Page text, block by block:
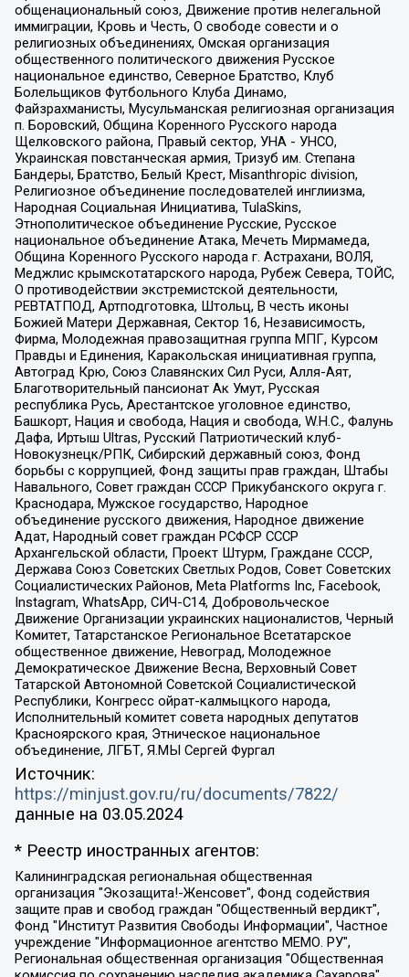
общенациональный союз, Движение против нелегальной
иммиграции, Кровь и Честь, О свободе совести и о
религиозных объединениях, Омская организация
общественного политического движения Русское
национальное единство, Северное Братство, Клуб
Болельщиков Футбольного Клуба Динамо,
Файзрахманисты, Мусульманская религиозная организация
п. Боровский, Община Коренного Русского народа
Щелковского района, Правый сектор, УНА - УНСО,
Украинская повстанческая армия, Тризуб им. Степана
Бандеры, Братство, Белый Крест, Misanthropic division,
Религиозное объединение последователей инглиизма,
Народная Социальная Инициатива, TulaSkins,
Этнополитическое объединение Русские, Русское
национальное объединение Атака, Мечеть Мирмамеда,
Община Коренного Русского народа г. Астрахани, ВОЛЯ,
Меджлис крымскотатарского народа, Рубеж Севера, ТОЙС,
О противодействии экстремистской деятельности,
РЕВТАТПОД, Артподготовка, Штольц, В честь иконы
Божией Матери Державная, Сектор 16, Независимость,
Фирма, Молодежная правозащитная группа МПГ, Курсом
Правды и Единения, Каракольская инициативная группа,
Автоград Крю, Союз Славянских Сил Руси, Алля-Аят,
Благотворительный пансионат Ак Умут, Русская
республика Русь, Арестантское уголовное единство,
Башкорт, Нация и свобода, Нация и свобода, W.H.С., Фалунь
Дафа, Иртыш Ultras, Русский Патриотический клуб-
Новокузнецк/РПК, Сибирский державный союз, Фонд
борьбы с коррупцией, Фонд защиты прав граждан, Штабы
Навального, Совет граждан СССР Прикубанского округа г.
Краснодара, Мужское государство, Народное
объединение русского движения, Народное движение
Адат, Народный совет граждан РСФСР СССР
Архангельской области, Проект Штурм, Граждане СССР,
Держава Союз Советских Светлых Родов, Совет Советских
Социалистических Районов, Meta Platforms Inc, Facebook,
Instagram, WhatsApp, СИЧ-С14, Добровольческое
Движение Организации украинских националистов, Черный
Комитет, Татарстанское Региональное Всетатарское
общественное движение, Невоград, Молодежное
Демократическое Движение Весна, Верховный Совет
Татарской Автономной Советской Социалистической
Республики, Конгресс ойрат-калмыцкого народа,
Исполнительный комитет совета народных депутатов
Красноярского края, Этническое национальное
объединение, ЛГБТ, Я.МЫ Сергей Фургал
Источник:
https://minjust.gov.ru/ru/documents/7822/
данные на 03.05.2024
* Реестр иностранных агентов:
Калининградская региональная общественная организация "Экозащита!-Женсовет", Фонд содействия защите прав и свобод граждан "Общественный вердикт", Фонд "Институт Развития Свободы Информации", Частное учреждение "Информационное агентство МЕМО. РУ", Региональная общественная организация "Общественная комиссия по сохранению наследия академика Сахарова", Фонд поддержки свободы прессы, Санкт-Петербургская общественная правозащитная организация "Гражданский контроль", Межрегиональная общественная организация "Информационно-просветительский центр "Мемориал", Региональный Фонд "Центр Защиты Прав Средств Массовой Информации", с 05.12.2023 Фонд "Центр Защиты Прав Средств массовой информации", Региональная общественная благотворительная организация помощи беженцам и мигрантам "Гражданское содействие", Негосударственное образовательное учреждение дополнительного профессионального образования (повышение квалификации) специалистов "АКАДЕМИЯ ПО ПРАВАМ ЧЕЛОВЕКА", Свердловская региональная общественная организация "Сутяжник", Автономная некоммерческая организация "Центр независимых социологических исследований", Союз общественных объединений "Российский исследовательский центр по правам человека", Региональное общественное учреждение научно-информационный центр "МЕМОРИАЛ", Некоммерческая организация "Фонд защиты гласности", Автономная некоммерческая организация "Институт прав человека", Городская общественная организация "Екатеринбургское общество "МЕМОРИАЛ", Городская общественная организация "Рязанское историко-просветительское и правозащитное общество "Мемориал" (Рязанский Мемориал), Челябинский региональный орган общественной самодеятельности – женское общественное объединение "Женщины Евразии", Челябинский региональный орган общественной самодеятельности "Уральская правозащитная группа", Фонд содействия защите здоровья и социальной справедливости имени Андрея Рылькова, Автономная Некоммерческая Организация "Аналитический Центр Юрия Левады", Автономная некоммерческая организация социальной поддержки населения "Проект Апрель", Региональная общественная организация помощи женщинам и детям, находящимся в кризисной ситуации "Информационно-методический центр "Анна", Фонд содействия развитию массовых коммуникаций и правовому просвещению "Так-так-Так", Фонд содействия устойчивому развитию "Серебряная тайга", Свердловский региональный общественный фонд социальных проектов "Новое время", "Idel.Реалии", Кавказ.Реалии, Крым.Реалии, Телеканал Настоящее Время, Татаро-башкирская служба Радио Свобода (Azatliq Radiosi), Радио Свободная Европа/Радио Свобода (PCE/PC), "Сибирь.Реалии", "Фактограф", Благотворительный фонд помощи осужденным и их семьям, Автономная некоммерческая организация "Институт глобализации и социальных движений", Фонд "В защиту прав заключенных", Частное учреждение "Центр поддержки и содействия развитию средств массовой информации", Пензенский региональный общественный благотворительный фонд "Гражданский союз", "Север.Реалии", Некоммерческая организация Фонд "Правовая инициатива", Общество с ограниченной ответственностью "Радио Свободная Европа/Радио Свобода", Чешское информационное агентство "MEDIUM-ORIENT", Красноярская региональная общественная организация "Мы против СПИДа", Камалягин Денис Николаевич, Маркелов Сергей Евгеньевич, Пономарев Лев Александрович, Савицкая Людмила Алексеевна, Автономная некоммерческая организация "Центр по работе с проблемой насилия "НАСИЛИЮ.НЕТ", Межрегиональный профессиональный союз работников здравоохранения "Альянс врачей", Юридическое лицо, зарегистрированное в Латвийской Республике, SIA "Medusa Project" (регистрационный номер 40103797863, дата регистрации 10.06.2014), Некоммерческая организация "Фонд по борьбе с коррупцией", Автономная некоммерческая организация "Институт права и публичной политики", Баданин Роман Сергеевич, Гликин Максим Александрович, Железнова Мария Михайловна, Лукьянова Юлия Сергеевна, Маетная Елизавета Витальевна, Маняхин Петр Борисович, Чуракова Ольга Владимировна, Ярош Юлия Петровна, Юридическое лицо "The Insider SIA", зарегистрированное в Риге, Латвийская Республика (дата регистрации 26.06.2015), являющееся администратором доменного имени интернет-издания "The Insider SIA", https://theins.ru, Постернак Алексей Евгеньевич, Рубин Михаил Аркадьевич, Анин Роман Александрович, Юридическое лицо Istories fonds, зарегистрированное в Латвийской Республике (регистрационный номер 50008295751, дата регистрации 24.02.2020), Великовский Дмитрий Александрович, Долинина Ирина Николаевна, Мароховская Алеся Алексеевна, Шлейнов Роман Юрьевич, Шмагун Олеся Валентиновна, Общество с ограниченной ответственностью "Альтаир 2021", Общество с ограниченной ответственностью "Вега 2021", Общество с ограниченной ответственностью "Главный редактор 2021", Общество с ограниченной ответственностью "Ромашки монолит", Важенков Артем Валерьевич, Ивановская областная общественная организация "Центр гендерных исследований", Гурман Юрий Альбертович, Медиапроект "ОВД-Инфо", Егоров Владимир Владимирович, Жилинский Владимир Александрович, Общество с ограниченной ответственностью "ЗП", Иванова София Юрьевна, Карезина Инна Павловна, Кильтау Екатерина Викторовна, Петров Алексей Викторович, Пискунов Сергей Евгеньевич, Смирнов Сергей Сергеевич, Тихонов Михаил Сергеевич, Общество с ограниченной ответственностью "ЖУРНАЛИСТ-ИНОСТРАННЫЙ АГЕНТ", Арапова Галина Юрьевна, Вольтская Татьяна Анатольевна, Американская компания "Mason G.E.S. Anonymous Foundation" (США), являющаяся владельцем интернет-издания https://mnews.world/, Компания "Stichting Bellingcat", зарегистрированная в Нидерландах (дата регистрации 11.07.2018), Захаров Андрей Вячеславович, Клепиковская Екатерина Дмитриевна, Общество с ограниченной ответственностью "МЕМО", Перл Роман Александрович, Симонов Евгений Алексеевич, Соловьева Елена Анатольевна, Сотников Даниил Владимирович, Сурначева Елизавета Дмитриевна, Автономная некоммерческая организация по защите прав человека и информированию населения "Якутия – Наше Мнение", Общество с ограниченной ответственностью "Москоу диджитал медиа", с 26.01.2023 Общество с ограниченной ответственностью "Чайка Белые сады", Ветошкина Валерия Валерьевна, Заговора Максим Александрович, Межрегиональное общественное движение "Российская ЛГБТ - сеть", Оленичев Максим Владимирович, Павлов Иван Юрьевич, Скворцова Елена Сергеевна, Общество с ограниченной ответственностью "Как бы инагент", Кочетков Игорь Викторович, Общество с ограниченной ответственностью "Честные выборы", Еланчик Олег Александрович, Общество с ограниченной ответственностью "Нобелевский призыв", Гималова Регина Эмилевна, Григорьев Андрей Валерьевич, Григорьева Алина Александровна, Ассоциация по содействию защите прав призывников, альтернативнослужащих и военнослужащих "Правозащитная группа "Гражданин.Армия.Право", Хисамова Регина Фаритовна, Автономная некоммерческая организация по реализации социально-правовых программ "Лилит", Дальневосточное общественное движение "Маяк", Санкт-Петербургская ЛГБТ-инициативная группа "Выход", Инициативная группа ЛГБТ+ "Реверс", Алексеев Андрей Викторович, Бекбулатова Таисия Львовна, Беляев Иван Михайлович, Владыкина Елена Сергеевна, Гельман Марат Александрович, Никульшина Вероника Юрьевна, Толоконникова Надежда Андреевна, Шендерович Виктор Анатольевич, Общество с ограниченной ответственностью "Данное сообщение", Общество с ограниченной ответственностью Издательский дом "Новая глава", Айнбиндер Александра Александровна, Московский комьюнити-центр для ЛГБТ+инициатив, Благотворительный фонд развития филантропии, Deutsche Welle (Германия, Kurt-Schumacher-Strasse 3, 53113 Bonn), Борзунова Мария Михайловна, Воробьев Виктор Викторович, Голубева Анна Львовна, Константинова Алла Михайловна, Малкова Ирина Владимировна, Мурадов Мурад Абдулгалимович, Осетинская Елизавета Николаевна, Понасенков Евгений Николаевич, Ганапольский Матвей Юрьевич, Киселев Евгений Алексеевич, Борухович Ирина Григорьевна, Дремин Иван Тимофеевич, Дубровский Дмитрий Викторович, Красноярская региональная общественная организация поддержки и развития альтернативных образовательных технологий и межкультурных коммуникаций "ИНТЕРРА", Маяковская Екатерина Алексеевна, Фейгин Марк Захарович, Филимонов Андрей Викторович, Дзугкоева Регина Николаевна, Доброхотов Роман Александрович, Дудь Юрий Александрович, Елкин Сергей Владимирович, Кругликов Кирилл Игоревич, Сабунаева Мария Леонидовна, Семенов Алексей Владимирович, Шаинян Карен Багратович, Шульман Екатерина Михайловна, Асафьев Артур Валерьевич, Вахштайн Виктор Семенович, Венедиктов Алексей Алексеевич, Лушникова Екатерина Евгеньевна, Волков Леонид Михайлович, Невзоров Александр Глебович, Пархоменко Сергей Борисович, Сироткин Ярослав Николаевич, Кара-Мурза Владимир Владимирович, Баранова Наталья Владимировна, Гозман Леонид Яковлевич, Кагарлицкий Борис Юльевич, Климарев Михаил Валерьевич, Милов Владимир Станиславович, Автономная некоммерческая организация Краснодарский центр современного искусства "Типография", Моргенштерн Алишер Тагирович, Соболь Любовь Эдуардовна, Общество с ограниченной ответственностью "ЛИЗА НОРМ", Каспаров Гарри Кимович, Ходорковский Михаил Борисович, Общество с ограниченной ответственностью "Апрельские тезисы", Данилович Ирина Брониславовна, Кашин Олег Владимирович, Петров Николай Владимирович, Пивоваров Алексей Владимирович, Соколов Михаил Владимирович, Цветкова Юлия Владимировна, Чичваркин Евгений Александрович, Комитет против пыток/Команда против пыток, Общество с ограниченной ответственностью "Первый научный", Общество с ограниченной ответственностью "Вертолет и ко", Белоцерковская Вероника Борисовна, Кац Максим Евгеньевич, Лазарева Татьяна Юрьевна, Шаведдинов Руслан Табризович, Яшин Илья Валерьевич, Общество с ограниченной ответственностью "Иноагент ААВ", Алешковский Дмитрий Петрович, Альбац Евгения Марковна, Быков Дмитрий Львович, Галямина Юлия Евгеньевна, Лойко Сергей Леонидович, Мартынов Кирилл Константинович, Медведев Сергей Александрович, Крашенинников Федор Геннадиевич, Гордеева Катерина Вл